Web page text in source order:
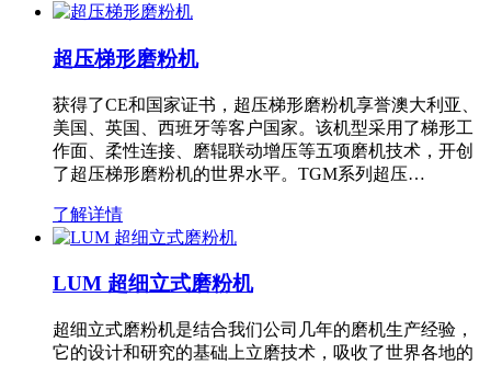
超压梯形磨粉机
获得了CE和国家证书，超压梯形磨粉机享誉澳大利亚、
美国、英国、西班牙等客户国家。该机型采用了梯形工
作面、柔性连接、磨辊联动增压等五项磨机技术，开创
了超压梯形磨粉机的世界水平。TGM系列超压…
了解详情
LUM 超细立式磨粉机
超细立式磨粉机是结合我们公司几年的磨机生产经验，
它的设计和研究的基础上立磨技术，吸收了世界各地的